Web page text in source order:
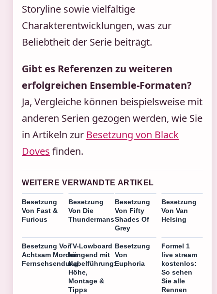
Storyline sowie vielfältige
Charakterentwicklungen, was zur
Beliebtheit der Serie beiträgt.
Gibt es Referenzen zu weiteren
erfolgreichen Ensemble-Formaten?
Ja, Vergleiche können beispielsweise mit
anderen Serien gezogen werden, wie Sie
in Artikeln zur Besetzung von Black
Doves finden.
WEITERE VERWANDTE ARTIKEL
Besetzung
Von Fast &
Furious
Besetzung
Von Die
Thundermans
Besetzung
Von Fifty
Shades Of
Grey
Besetzung
Von Van
Helsing
Besetzung Von
Achtsam Morden
Fernsehsendung
TV-Lowboard
hängend mit
Kabelführung:
Höhe,
Montage &
Tipps
Besetzung
Von
Euphoria
Formel 1
live stream
kostenlos:
So sehen
Sie alle
Rennen